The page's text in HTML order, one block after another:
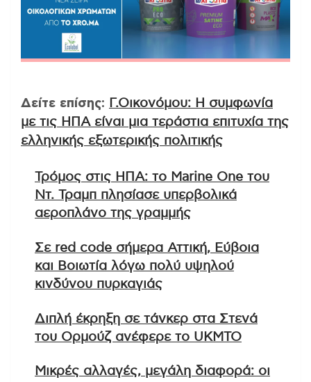
Δείτε επίσης:
Γ.Οικονόμου: Η συμφωνία
με τις ΗΠΑ είναι μια τεράστια επιτυχία της
ελληνικής εξωτερικής πολιτικής
Τρόμος στις ΗΠΑ: το Marine One του
Ντ. Τραμπ πλησίασε υπερβολικά
αεροπλάνο της γραμμής
Σε red code σήμερα Αττική, Εύβοια
και Βοιωτία λόγω πολύ υψηλού
κινδύνου πυρκαγιάς
Διπλή έκρηξη σε τάνκερ στα Στενά
του Ορμούζ ανέφερε το UKMTO
Μικρές αλλαγές, μεγάλη διαφορά: οι